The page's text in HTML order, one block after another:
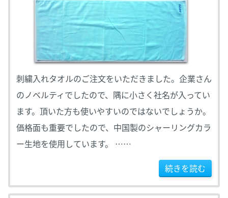
刺繍入れタオルのご注文をいただきました。企業さん
のノベルティでしたので、隅に小さく社名が入ってい
ます。頂いた方も使いやすいのではないでしょうか。
価格面も重要でしたので、中国製のシャーリングカラ
ー生地を使用しています。 ……
続きを読む